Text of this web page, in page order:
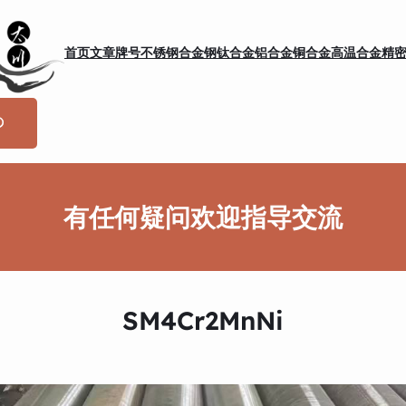
首页文章牌号不锈钢合金钢钛合金铝合金铜合金高温合金精
有任何疑问欢迎指导交流
SM4Cr2MnNi